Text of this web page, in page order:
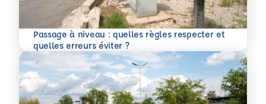
Passage à niveau : quelles règles respecter et
quelles erreurs éviter ?
En savoir plus